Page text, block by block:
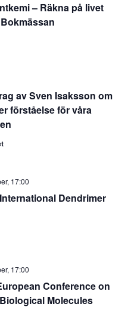
– Räkna på livet
av Sven Isaksson om
förståelse för våra
Dendrimer
17:00
Conference on
Molecules
17:00